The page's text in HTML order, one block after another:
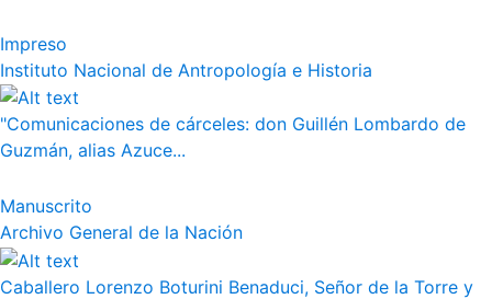
Impreso
Instituto Nacional de Antropología e Historia
"Comunicaciones de cárceles: don Guillén Lombardo de
Guzmán, alias Azuce...
Manuscrito
Archivo General de la Nación
Caballero Lorenzo Boturini Benaduci, Señor de la Torre y